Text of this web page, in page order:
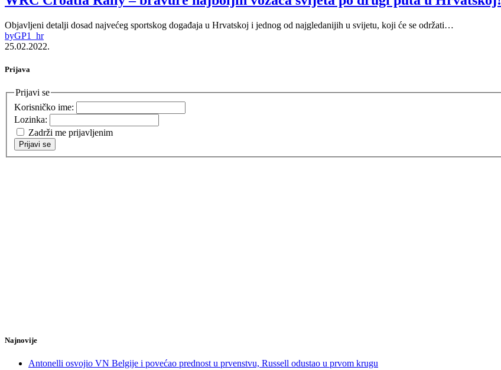
Objavljeni detalji dosad najvećeg sportskog događaja u Hrvatskoj i jednog od najgledanijih u svijetu, koji će se održati…
byGP1_hr
25.02.2022.
Prijava
Prijavi se
Korisničko ime:
Lozinka:
Zadrži me prijavljenim
Prijavi se
Najnovije
Antonelli osvojio VN Belgije i povećao prednost u prvenstvu, Russell odustao u prvom krugu